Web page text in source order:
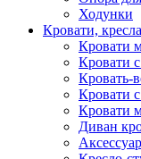
Ходунки
Кровати,
Кровати
Кровати
Кровать-
Кровати
Кровати
Диван